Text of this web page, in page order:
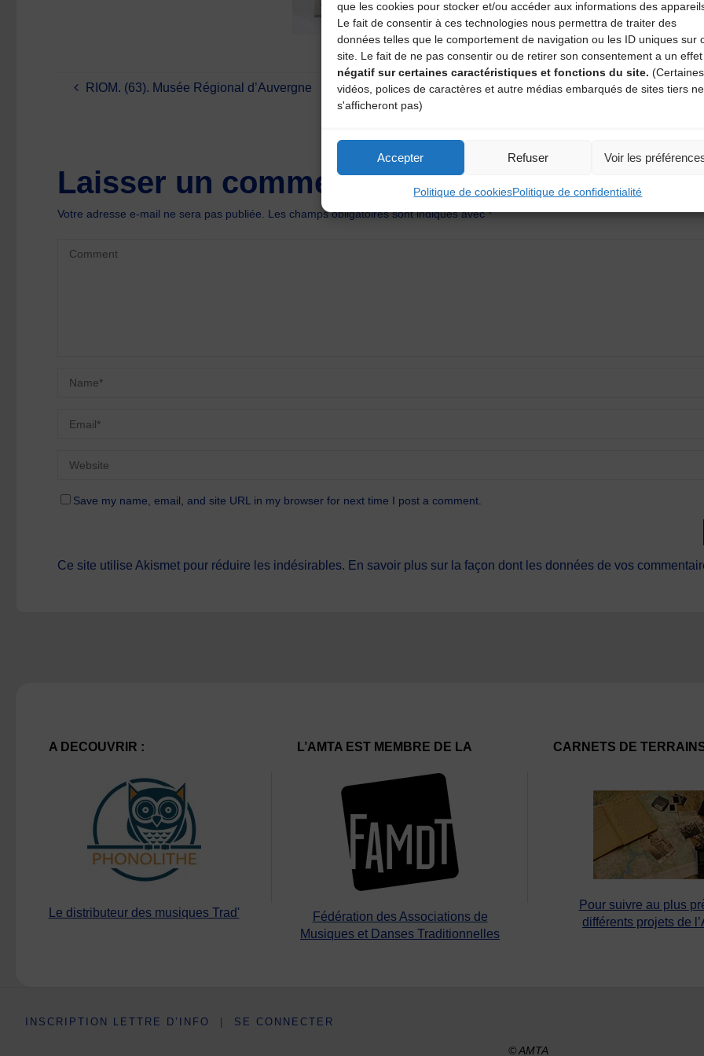
que les cookies pour stocker et/ou accéder aux informations des
Le fait de consentir à ces technologies nous permettra de traiter des
données telles que le comportement de navigation ou les ID uniques sur
site. Le fait de ne pas consentir ou de retirer son consentement a un effet
négatif sur certaines caractéristiques et fonctions du site. (Certaines
vidéos, polices de caractères et autre médias embarqués de sites tiers ne
s'afficheront pas)
Accepter Refuser Voir les
Politique de cookiesPolitique de confidentialité
RIOM. (63). Musée Régional d’Auvergne
Fonds
Laisser un commentaire
Votre adresse e-mail ne sera pas publiée. Les champs obligatoires sont indiqués avec*
Save my name, email, and site URL in my browser for next time I post a comment.
Ce site utilise Akismet pour réduire les indésirables. En savoir plus sur la façon dont les données de vos
A DECOUVRIR :
Le distributeur des musiques Trad'
L’AMTA EST MEMBRE DE LA
Fédération des Associations de
Musiques et Danses Traditionnelles
CARNETS DE
Pour suivre au plus
différents projets de
INSCRIPTION LETTRE D’INFO | SE CONNECTER
© AMTA